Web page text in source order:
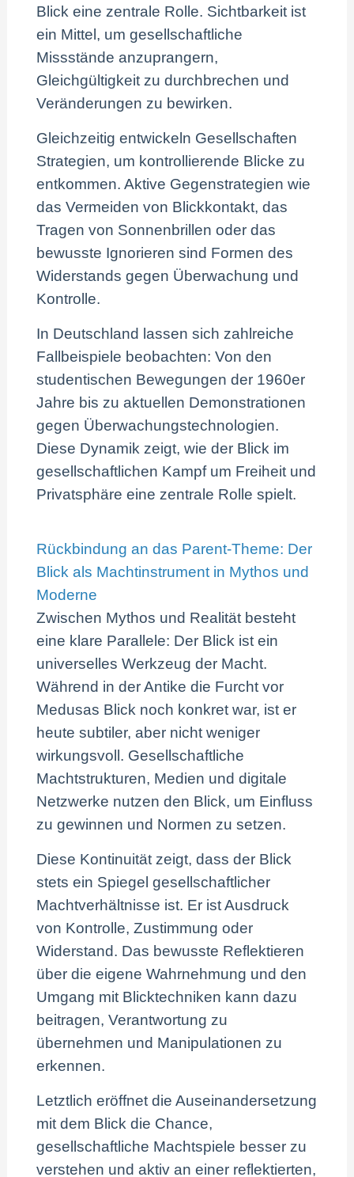
Blick eine zentrale Rolle. Sichtbarkeit ist
ein Mittel, um gesellschaftliche
Missstände anzuprangern,
Gleichgültigkeit zu durchbrechen und
Veränderungen zu bewirken.
Gleichzeitig entwickeln Gesellschaften
Strategien, um kontrollierende Blicke zu
entkommen. Aktive Gegenstrategien wie
das Vermeiden von Blickkontakt, das
Tragen von Sonnenbrillen oder das
bewusste Ignorieren sind Formen des
Widerstands gegen Überwachung und
Kontrolle.
In Deutschland lassen sich zahlreiche
Fallbeispiele beobachten: Von den
studentischen Bewegungen der 1960er
Jahre bis zu aktuellen Demonstrationen
gegen Überwachungstechnologien.
Diese Dynamik zeigt, wie der Blick im
gesellschaftlichen Kampf um Freiheit und
Privatsphäre eine zentrale Rolle spielt.
Rückbindung an das Parent-Theme: Der
Blick als Machtinstrument in Mythos und
Moderne
Zwischen Mythos und Realität besteht
eine klare Parallele: Der Blick ist ein
universelles Werkzeug der Macht.
Während in der Antike die Furcht vor
Medusas Blick noch konkret war, ist er
heute subtiler, aber nicht weniger
wirkungsvoll. Gesellschaftliche
Machtstrukturen, Medien und digitale
Netzwerke nutzen den Blick, um Einfluss
zu gewinnen und Normen zu setzen.
Diese Kontinuität zeigt, dass der Blick
stets ein Spiegel gesellschaftlicher
Machtverhältnisse ist. Er ist Ausdruck
von Kontrolle, Zustimmung oder
Widerstand. Das bewusste Reflektieren
über die eigene Wahrnehmung und den
Umgang mit Blicktechniken kann dazu
beitragen, Verantwortung zu
übernehmen und Manipulationen zu
erkennen.
Letztlich eröffnet die Auseinandersetzung
mit dem Blick die Chance,
gesellschaftliche Machtspiele besser zu
verstehen und aktiv an einer reflektierten,